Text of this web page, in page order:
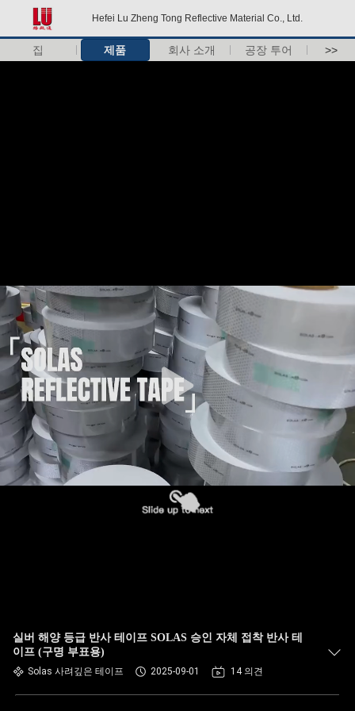
Hefei Lu Zheng Tong Reflective Material Co., Ltd.
집 제품 회사 소개 공장 투어 >>
실버 해양 등급 반사 테이프 SOLAS 승인 자체 접착 반사 테
이프 (구명 부표용)
Solas 사려깊은 테이프 2025-09-01 14 의견